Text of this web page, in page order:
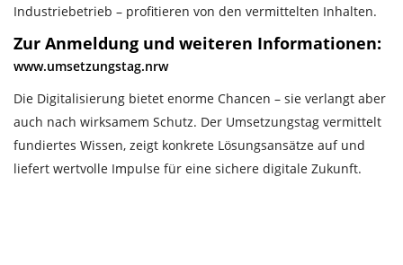
Industriebetrieb – profitieren von den vermittelten Inhalten.
Zur Anmeldung und weiteren Informationen:
www.umsetzungstag.nrw
Die Digitalisierung bietet enorme Chancen – sie verlangt aber
auch nach wirksamem Schutz. Der Umsetzungstag vermittelt
fundiertes Wissen, zeigt konkrete Lösungsansätze auf und
liefert wertvolle Impulse für eine sichere digitale Zukunft.